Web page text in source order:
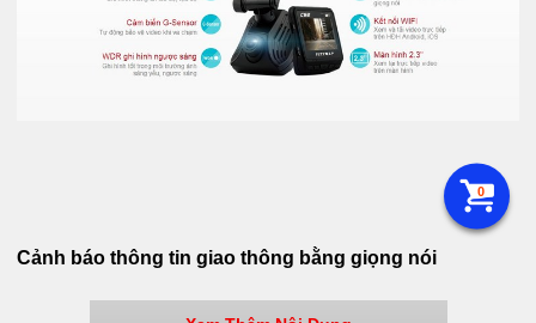
Cảnh báo thông tin giao thông bằng giọng nói
0